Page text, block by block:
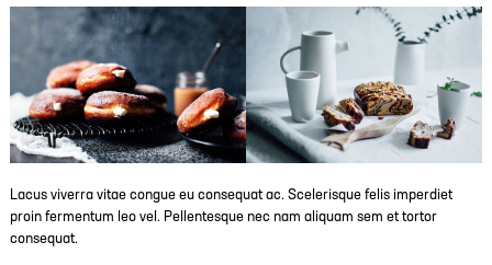
Lacus viverra vitae congue eu consequat ac. Scelerisque felis imperdiet
proin fermentum leo vel. Pellentesque nec nam aliquam sem et tortor
consequat.